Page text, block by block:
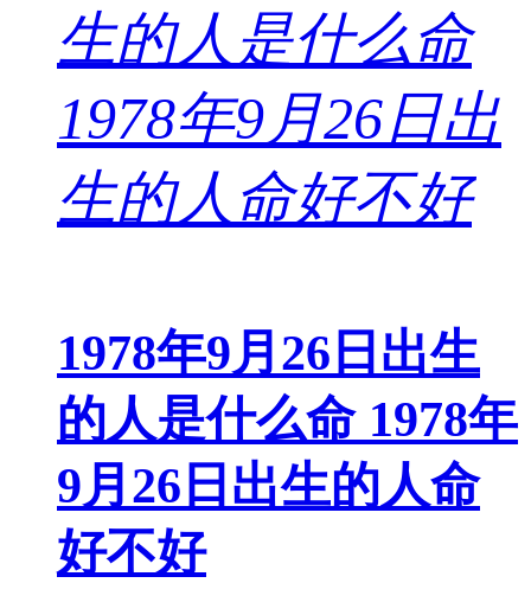
1978年9月26日出生
的人是什么命 1978年
9月26日出生的人命
好不好